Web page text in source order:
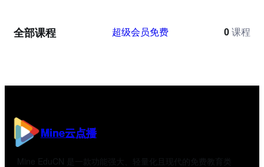
全部课程 超级会员免费 0 课程
Mine云点播
Mine EduCN 是一款功能强大、轻量化且现代的免费教育类